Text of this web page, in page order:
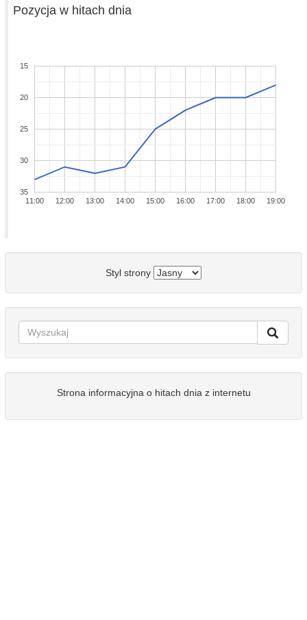
Pozycja w hitach dnia
11:00 12:00 13:00 14:00 15:00 16:00 17:00 18:00 19:00
15
20
25
30
35
Styl strony
Strona informacyjna o hitach dnia z internetu